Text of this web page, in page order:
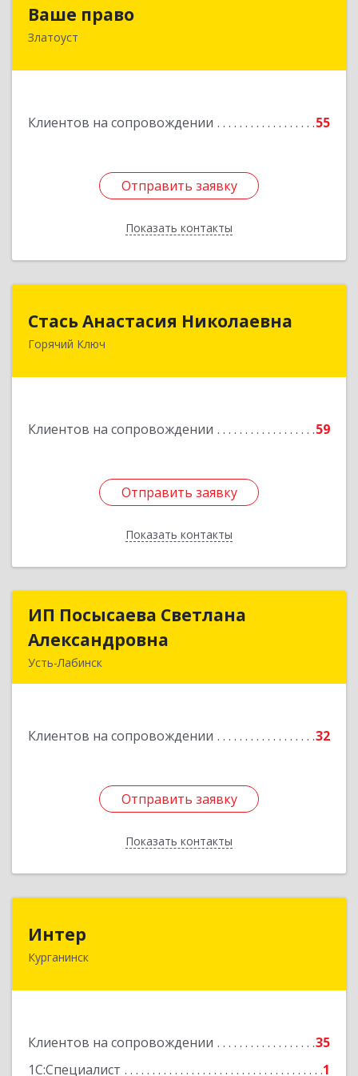
Ваше право
Златоуст
Клиентов на сопровождении 55
Отправить заявку
Показать контакты
Отправить заявку
Назад
Стась Анастасия Николаевна
Горячий Ключ
Клиентов на сопровождении 59
Отправить заявку
Показать контакты
353290, г. Горячий Ключ, ул. Ленина, д. 242,
Отправить заявку
Назад
ИП Посысаева Светлана
Александровна
Усть-Лабинск
Клиентов на сопровождении 32
Отправить заявку
Показать контакты
ИП Посысаева Светлана
Подробнее
Отправить заявку
Назад
Интер
Курганинск
Клиентов на сопровождении
35
1С:Специалист
1
352430, Краснодарский край, Курганинск г,